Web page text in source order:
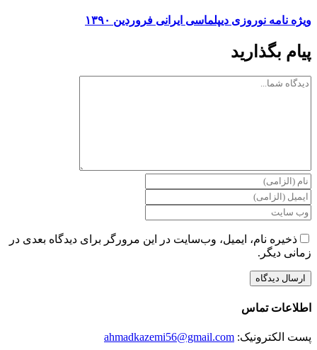
ویژه نامه نوروزی دیپلماسی ایرانی فروردین ۱۳۹۰
پیام بگذارید
دیدگاه
ذخیره نام، ایمیل، وب‌سایت در این مرورگر برای دیدگاه بعدی در
زمانی دیگر.
اطلاعات تماس
پست الکترونیک: ahmadkazemi56@gmail.com